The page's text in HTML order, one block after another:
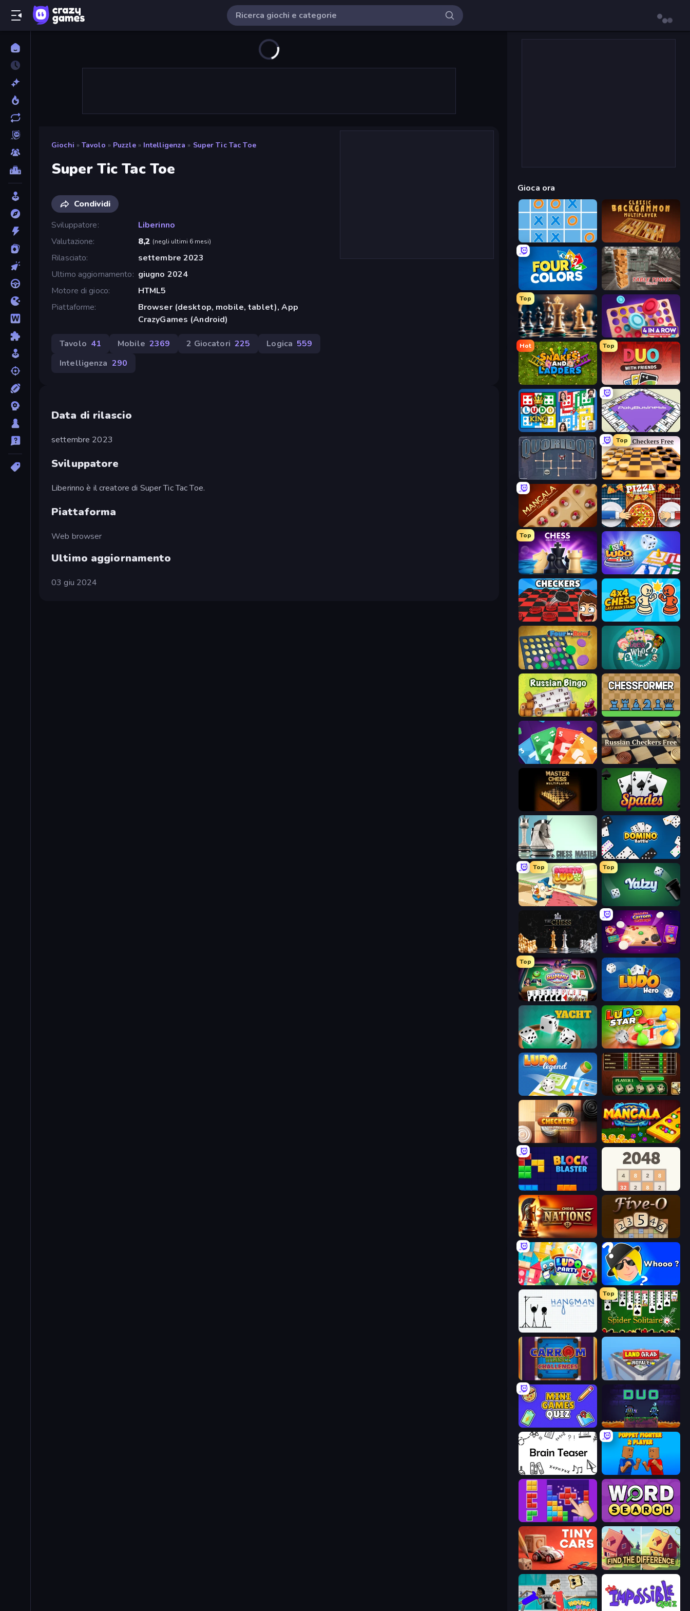
Giochi » Tavolo » Puzzle » Intelligenza » Super Tic Tac Toe
Super Tic Tac Toe
Condividi
Sviluppatore
Liberinno
Valutazione
8,2 (negli ultimi 6 mesi)
Rilasciato
settembre 2023
Ultimo aggiornamento
giugno 2024
Motore di gioco
HTML5
Piattaforme
Browser (desktop, mobile, tablet), App
CrazyGames (Android)
Tavolo 41 Mobile 2369 2 Giocatori 225 Logica 559
Intelligenza 290
Data di rilascio
settembre 2023
Sviluppatore
Liberinno è il creatore di Super Tic Tac Toe.
Piattaforma
Web browser
Ultimo aggiornamento
03 giu 2024
Gioca ora
Backgammon Online
Table Tower Online
Top
Scacchi Gratis Forza 4 Online
Hot
Snakes and Ladders
Top
DUO With Friends
Ludo King PolyBusiness (Unofficial Monopoly)
Quoridor Online
Top
English Checkers Free
Mancala Classic Pizza Challenge
Top
Scacchi Online Multigiocatore Ludo Club
Dama Multiplayer 4x4 Chess: Last Man Stand
Four in a Row Guess Who Online
Russian Bingo
Foono Online Multiplayer Russian Checkers Free
Master Chess Spades
Chess Master Domino Battle
Top
Sweety Ludo
Top
The Chess
Top
Gin Rummy Mania
Yacht Ludo Star League
Ludo Legend Yahtzee Online
Mancala Online
Block Blaster 2048
Chess Nations Five-O
Ludo Party Indovina Chi
Hangman
Top
Spider Solitaire
Landgrab Royale
Mini Games Quiz Duo
Brain Teaser Puppet Fighter 2 Player
BlockBuster Puzzle Daily Word Search
Tiny Cars Find The Difference